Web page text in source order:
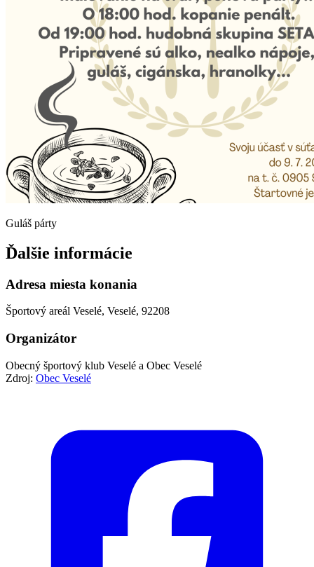
Guláš párty
Ďalšie informácie
Adresa miesta konania
Športový areál Veselé, Veselé, 92208
Organizátor
Obecný športový klub Veselé a Obec Veselé
Zdroj: Obec Veselé